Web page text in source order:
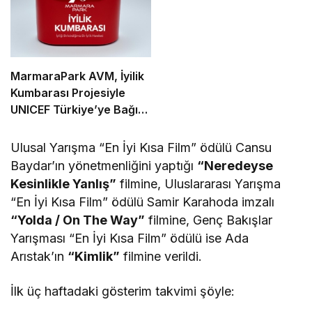
MarmaraPark AVM, İyilik
Kumbarası Projesiyle
UNICEF Türkiye’ye Bağış
Ulusal Yarışma “En İyi Kısa Film” ödülü Cansu
Baydar’ın yönetmenliğini yaptığı “Neredeyse
Kesinlikle Yanlış” filmine, Uluslararası Yarışma
“En İyi Kısa Film” ödülü Samir Karahoda imzalı
“Yolda / On The Way” filmine, Genç Bakışlar
Yarışması “En İyi Kısa Film” ödülü ise Ada
Arıstak’ın “Kimlik” filmine verildi.
İlk üç haftadaki gösterim takvimi şöyle: